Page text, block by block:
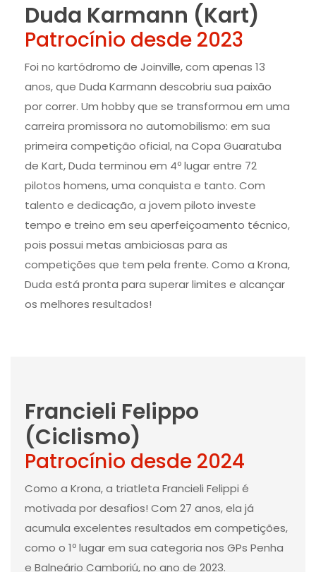
Duda Karmann (Kart)
Patrocínio desde 2023
Foi no kartódromo de Joinville, com apenas 13
anos, que Duda Karmann descobriu sua paixão
por correr. Um hobby que se transformou em uma
carreira promissora no automobilismo: em sua
primeira competição oficial, na Copa Guaratuba
de Kart, Duda terminou em 4º lugar entre 72
pilotos homens, uma conquista e tanto. Com
talento e dedicação, a jovem piloto investe
tempo e treino em seu aperfeiçoamento técnico,
pois possui metas ambiciosas para as
competições que tem pela frente. Como a Krona,
Duda está pronta para superar limites e alcançar
os melhores resultados!
Francieli Felippo
(Ciclismo)
Patrocínio desde 2024
Como a Krona, a triatleta Francieli Felippi é
motivada por desafios! Com 27 anos, ela já
acumula excelentes resultados em competições,
como o 1º lugar em sua categoria nos GPs Penha
e Balneário Camboriú, no ano de 2023.